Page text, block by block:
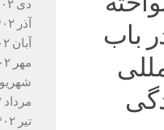
باب
دی ۱۴۰۲
آذر ۱۴۰۲
آبان ۱۴۰۲
مهر ۱۴۰۲
شهریور
مرداد ۱۴۰۲
تیر ۱۴۰۲